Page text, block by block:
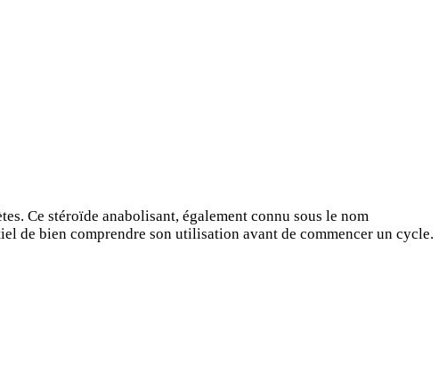
Ce stéroïde anabolisant, également connu sous le nom
de bien comprendre son utilisation avant de commencer un cycle.